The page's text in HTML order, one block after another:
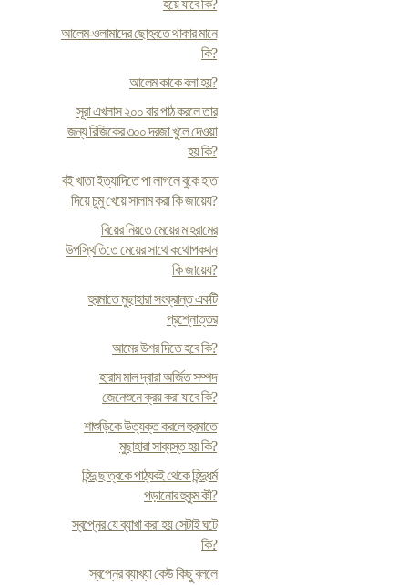
হয়ে যাবে কি?
আলেম-ওলামাদের ছোহবতে থাকার মানে
কি?
আলেম কাকে বলা হয়?
সূরা এখলাস ২০০ বার পাঠ করলে তার
জন্য রিজিকের ৩০০ দরজা খুলে দেওয়া
হয় কি?
ব‌ই খাতা ইত্যাদিতে পা লাগলে বুকে হাত
দিয়ে চুমু খেয়ে সালাম করা কি জায়েয?
বিয়ের নিয়তে মেয়ের মাহরামের
উপস্থিতিতে মেয়ের সাথে কথোপকথন
কি জায়েয?
হুরমাতে মুছাহারা সংক্রান্ত একটি
প্রশ্নোত্তর
আমের উশর দিতে হবে কি?
হারাম মাল দ্বারা অর্জিত সম্পদ
জেনেশুনে ক্রয় করা যাবে কি?
শাশুড়িকে উত্যক্ত করলে হুরমাতে
মুছাহারা সাব্যস্ত হয় কি?
হিন্দু ছাত্রকে পাঠ্যবই থেকে হিন্দুধর্ম
পড়ানোর হুকুম কী?
স্বপ্নের যে ব্যাখা করা হয় সেটাই ঘটে
কি?
স্বপ্নের ব্যাখ্যা কেউ কিছু বললে